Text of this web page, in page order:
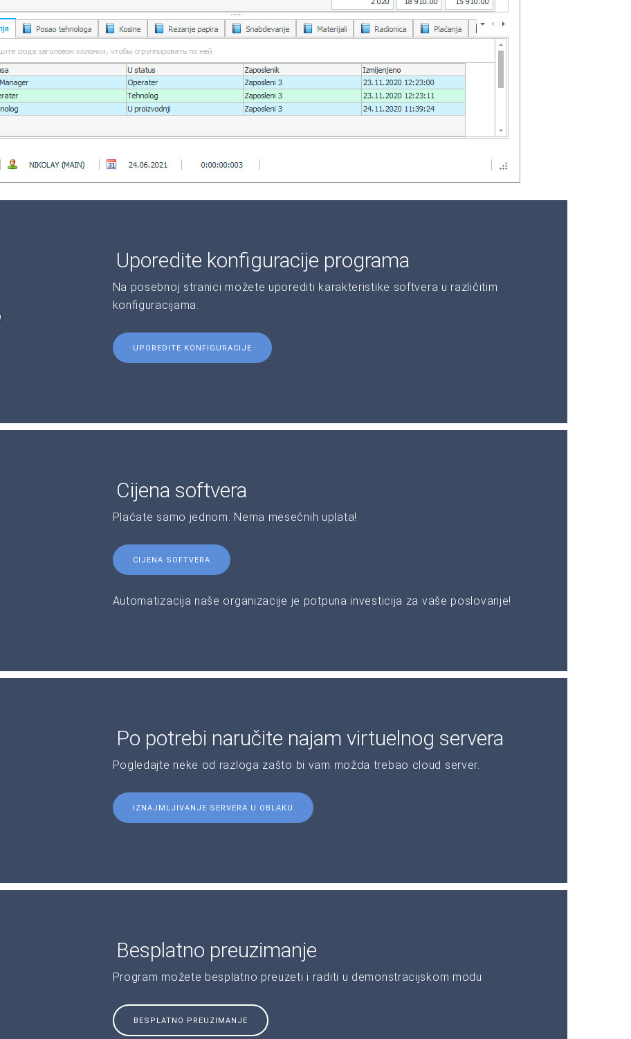
Uporedite konfiguracije programa
Na posebnoj stranici možete uporediti karakteristike softvera u različitim
konfiguracijama.
UPOREDITE KONFIGURACIJE
Cijena softvera
Plaćate samo jednom. Nema mesečnih uplata!
CIJENA SOFTVERA
Automatizacija naše organizacije je potpuna investicija za vaše poslovanje!
Po potrebi naručite najam virtuelnog servera
Pogledajte neke od razloga zašto bi vam možda trebao cloud server.
IZNAJMLJIVANJE SERVERA U OBLAKU
Besplatno preuzimanje
Program možete besplatno preuzeti i raditi u demonstracijskom modu
BESPLATNO PREUZIMANJE